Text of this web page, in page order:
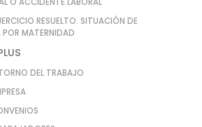
O ACCIDENTE LABORAL
RESUELTO. SITUACIÓN DE
MATERNIDAD
DEL TRABAJO